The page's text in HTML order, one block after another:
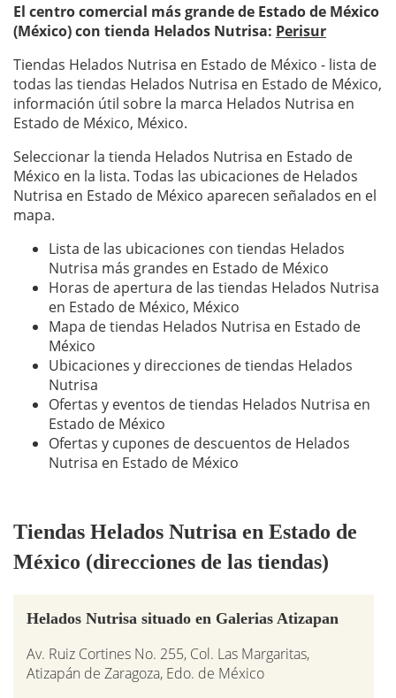
El centro comercial más grande de Estado de México
(México) con tienda Helados Nutrisa: Perisur
Tiendas Helados Nutrisa en Estado de México - lista de
todas las tiendas Helados Nutrisa en Estado de México,
información útil sobre la marca Helados Nutrisa en
Estado de México, México.
Seleccionar la tienda Helados Nutrisa en Estado de
México en la lista. Todas las ubicaciones de Helados
Nutrisa en Estado de México aparecen señalados en el
mapa.
Lista de las ubicaciones con tiendas Helados
Nutrisa más grandes en Estado de México
Horas de apertura de las tiendas Helados Nutrisa
en Estado de México, México
Mapa de tiendas Helados Nutrisa en Estado de
México
Ubicaciones y direcciones de tiendas Helados
Nutrisa
Ofertas y eventos de tiendas Helados Nutrisa en
Estado de México
Ofertas y cupones de descuentos de Helados
Nutrisa en Estado de México
Tiendas Helados Nutrisa en Estado de
México (direcciones de las tiendas)
Helados Nutrisa situado en Galerias Atizapan
Av. Ruiz Cortines No. 255, Col. Las Margaritas,
Atizapán de Zaragoza, Edo. de México